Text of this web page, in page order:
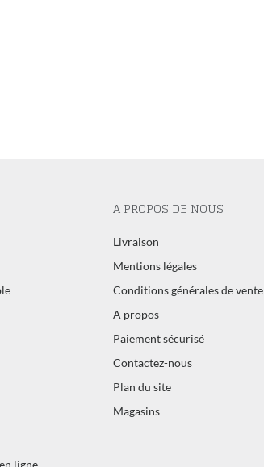
A PROPOS DE NOUS
Livraison
Mentions légales
Conditions générales de vente
A propos
Paiement sécurisé
Contactez-nous
Plan du site
Magasins
ligne